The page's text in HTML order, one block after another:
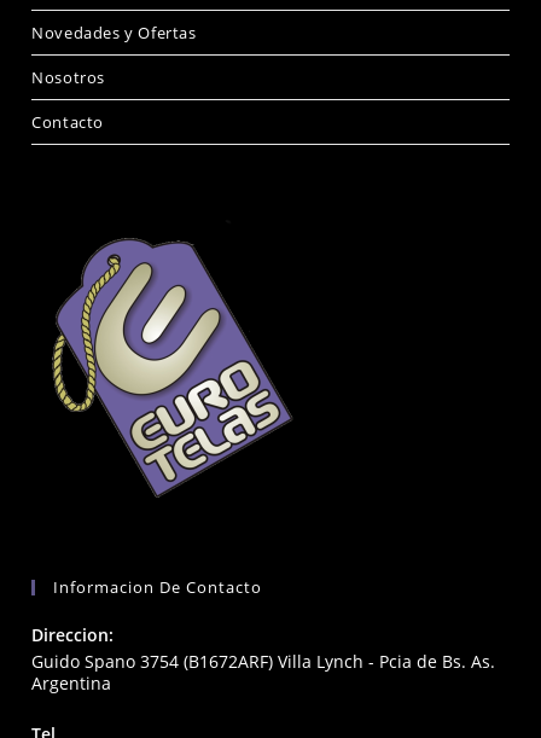
Novedades y Ofertas
Nosotros
Contacto
Informacion De Contacto
Direccion:
Guido Spano 3754 (B1672ARF) Villa Lynch - Pcia de Bs. As.
Argentina